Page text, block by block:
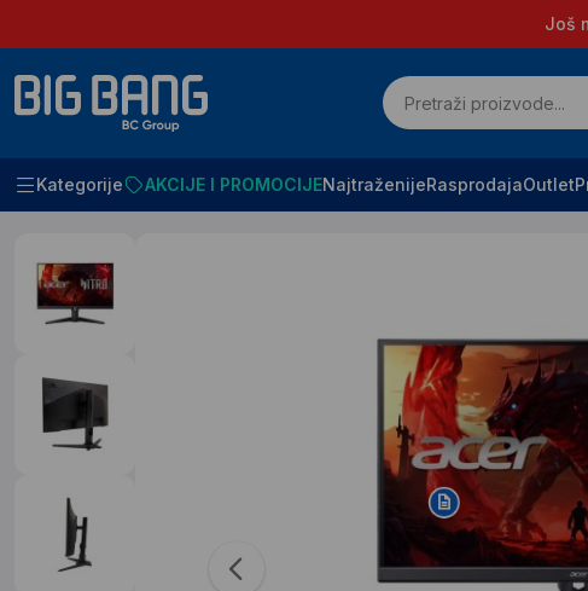
Još
Kategorije AKCIJE I PROMOCIJENajtraženijeRasprodajaOutlet
Početna Racunari i komponente Monitori